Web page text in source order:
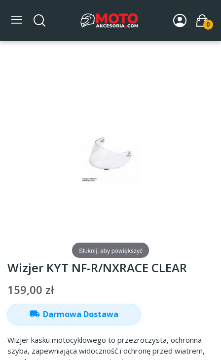
0
Strona główna DLA MOTOCYKLISTY
Akcesoria
Stuknij, aby powiększyć
Wizjer KYT NF-R/NXRACE CLEAR
159,00 zł
local_shipping Darmowa Dostawa
Wizjer kasku motocyklowego to przezroczysta, ochronna
szyba, zapewniająca widoczność i ochronę przed wiatrem,